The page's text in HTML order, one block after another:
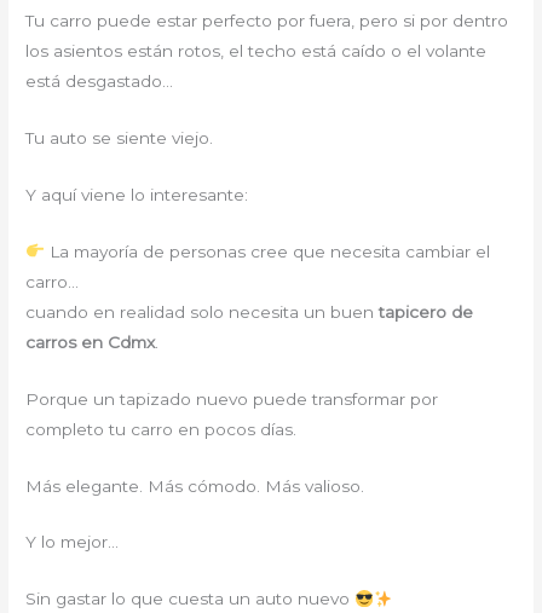
Tu carro puede estar perfecto por fuera, pero si por dentro
los asientos están rotos, el techo está caído o el volante
está desgastado…
Tu auto se siente viejo.
Y aquí viene lo interesante:
La mayoría de personas cree que necesita cambiar el
carro…
cuando en realidad solo necesita un buentapicero de
carros en Cdmx.
Porque un tapizado nuevo puede transformar por
completo tu carro en pocos días.
Más elegante. Más cómodo. Más valioso.
Y lo mejor…
Sin gastar lo que cuesta un auto nuevo